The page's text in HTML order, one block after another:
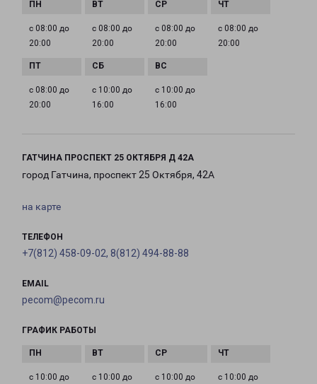
с 08:00 до
20:00
с 08:00 до
20:00
с 08:00 до
20:00
с 08:00 до
20:00
с 08:00 до
20:00
с 10:00 до
16:00
с 10:00 до
16:00
ГАТЧИНА ПРОСПЕКТ 25 ОКТЯБРЯ Д 42А
город Гатчина, проспект 25 Октября, 42А
на карте
ТЕЛЕФОН
+7(812) 458-09-02, 8(812) 494-88-88
EMAIL
pecom@pecom.ru
ГРАФИК РАБОТЫ
с 10:00 до с 10:00 до с 10:00 до с 10:00 до